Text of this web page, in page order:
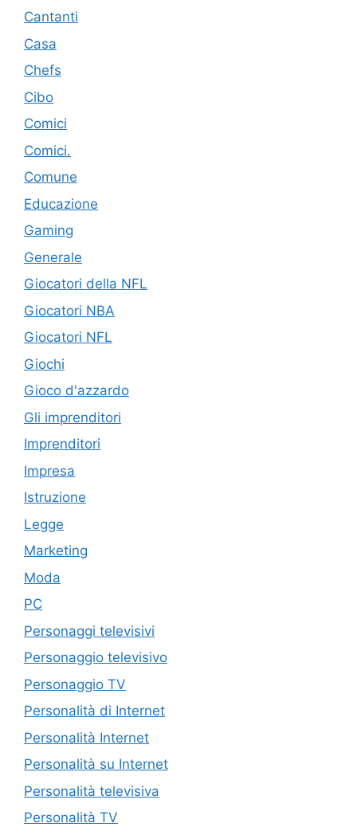
Cantanti
Casa
Chefs
Cibo
Comici
Comici.
Comune
Educazione
Gaming
Generale
Giocatori della NFL
Giocatori NBA
Giocatori NFL
Giochi
Gioco d'azzardo
Gli imprenditori
Imprenditori
Impresa
Istruzione
Legge
Marketing
Moda
PC
Personaggi televisivi
Personaggio televisivo
Personaggio TV
Personalità di Internet
Personalità Internet
Personalità su Internet
Personalità televisiva
Personalità TV